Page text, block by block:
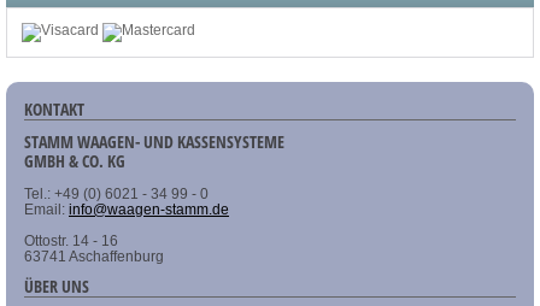
KONTAKT
STAMM WAAGEN- UND KASSENSYSTEME
GMBH & CO. KG
Tel.: +49 (0) 6021 - 34 99 - 0
Email: info@waagen-stamm.de
Ottostr. 14 - 16
63741 Aschaffenburg
ÜBER UNS